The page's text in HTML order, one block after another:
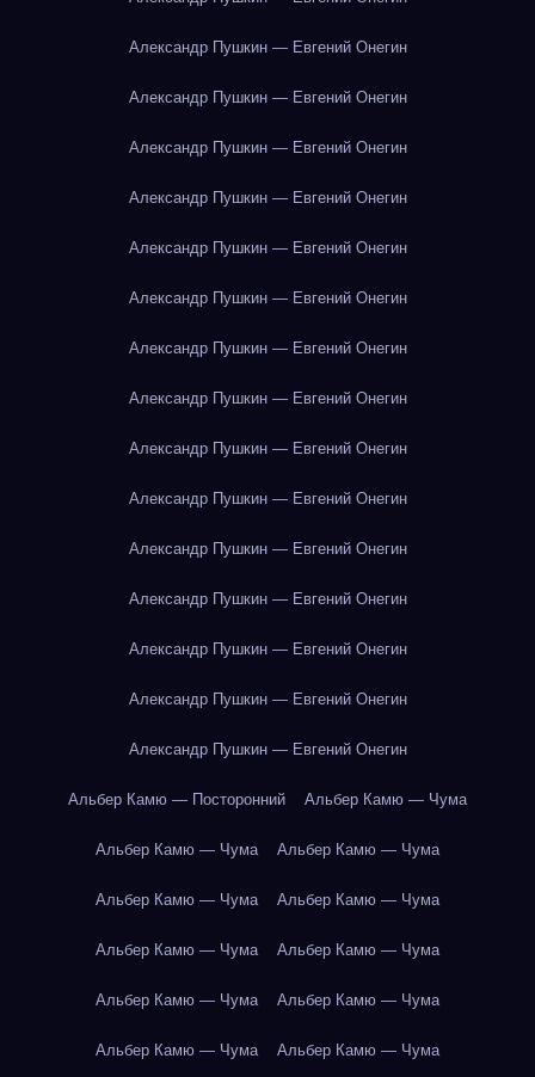
Александр Пушкин — Евгений Онегин
Александр Пушкин — Евгений Онегин
Александр Пушкин — Евгений Онегин
Александр Пушкин — Евгений Онегин
Александр Пушкин — Евгений Онегин
Александр Пушкин — Евгений Онегин
Александр Пушкин — Евгений Онегин
Александр Пушкин — Евгений Онегин
Александр Пушкин — Евгений Онегин
Александр Пушкин — Евгений Онегин
Александр Пушкин — Евгений Онегин
Александр Пушкин — Евгений Онегин
Александр Пушкин — Евгений Онегин
Александр Пушкин — Евгений Онегин
Александр Пушкин — Евгений Онегин
Альбер Камю — Посторонний Альбер Камю — Чума
Альбер Камю — Чума Альбер Камю — Чума
Альбер Камю — Чума Альбер Камю — Чума
Альбер Камю — Чума Альбер Камю — Чума
Альбер Камю — Чума Альбер Камю — Чума
Альбер Камю — Чума Альбер Камю — Чума